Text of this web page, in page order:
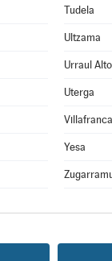
Tudela
Ultzama
Urraul Alto
Uterga
Villafranca
Yesa